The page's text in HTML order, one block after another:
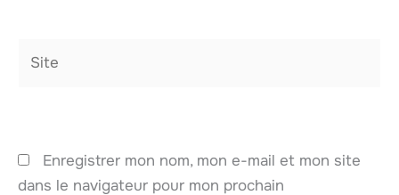
Enregistrer mon nom, mon e-mail et mon site
dans le navigateur pour mon prochain